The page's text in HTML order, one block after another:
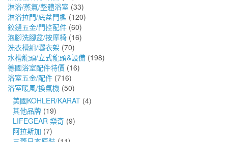
淋浴/蒸氣/整體浴室 (33)
淋浴拉門/底盆門檻 (120)
鉸鏈五金/門控配件 (60)
泡腳洗腳盆/按摩椅 (16)
洗衣槽組/曬衣架 (70)
水槽龍頭/立式龍頭&設備 (198)
德國浴室配件特價 (16)
浴室五金/配件 (716)
浴室暖風/換氣機 (50)
美國KOHLER/KARAT (4)
其他品牌 (19)
LIFEGEAR 樂奇 (9)
阿拉斯加 (7)